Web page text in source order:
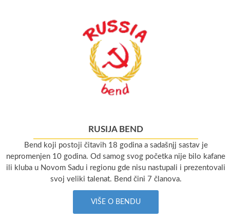
RUSIJA BEND
Bend koji postoji čitavih 18 godina a sadašnjj sastav je
nepromenjen 10 godina. Od samog svog početka nije bilo kafane
ili kluba u Novom Sadu i regionu gde nisu nastupali i prezentovali
svoj veliki talenat. Bend čini 7 članova.
VIŠE O BENDU